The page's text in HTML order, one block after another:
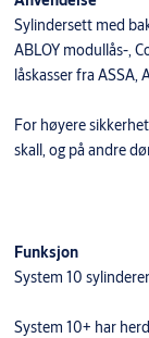
Sylindersett med
ABLOY modullås-,
låskasser fra ASSA,
For høyere
skall, og på andre
Funksjon
System 10
System 10+ har